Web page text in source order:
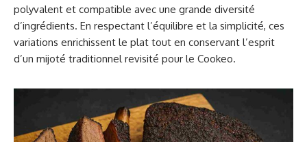
polyvalent et compatible avec une grande diversité
d’ingrédients. En respectant l’équilibre et la simplicité, ces
variations enrichissent le plat tout en conservant l’esprit
d’un mijoté traditionnel revisité pour le Cookeo.